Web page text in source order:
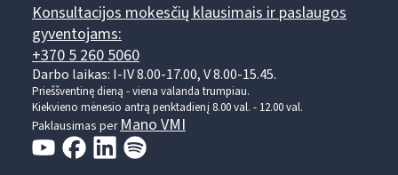
Konsultacijos mokesčių klausimais ir paslaugos
gyventojams:
+370 5 260 5060
Darbo laikas: I-IV 8.00-17.00, V 8.00-15.45.
Prieššventinę dieną - viena valanda trumpiau.
Kiekvieno mėnesio antrą penktadienį 8.00 val. - 12.00 val.
Paklausimas per Mano VMI